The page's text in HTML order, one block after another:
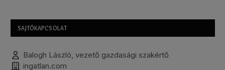
SAJTÓKAPCSOLAT
Balogh László, vezető gazdasági szakértő
ingatlan.com